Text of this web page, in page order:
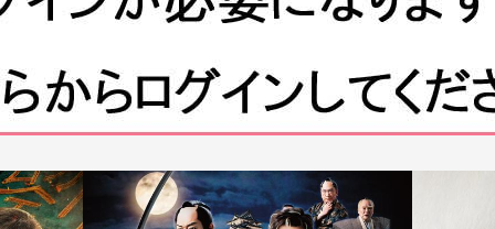
【手順】
【注意事項】